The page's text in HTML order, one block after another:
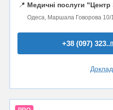
📍 Медичні послуги
Одеса, Маршала Говорова 10/
+38 (097) 323..